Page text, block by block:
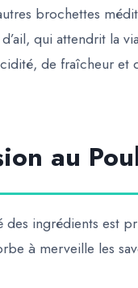
brochettes
qui attendrit la
de fraîcheur et
au
des ingrédients est
à merveille les